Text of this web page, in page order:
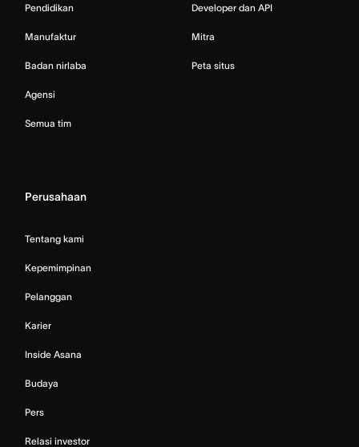
Pendidikan
Manufaktur
Badan nirlaba
Agensi
Semua tim
Developer dan API
Mitra
Peta situs
Perusahaan
Tentang kami
Kepemimpinan
Pelanggan
Karier
Inside Asana
Budaya
Pers
Relasi investor